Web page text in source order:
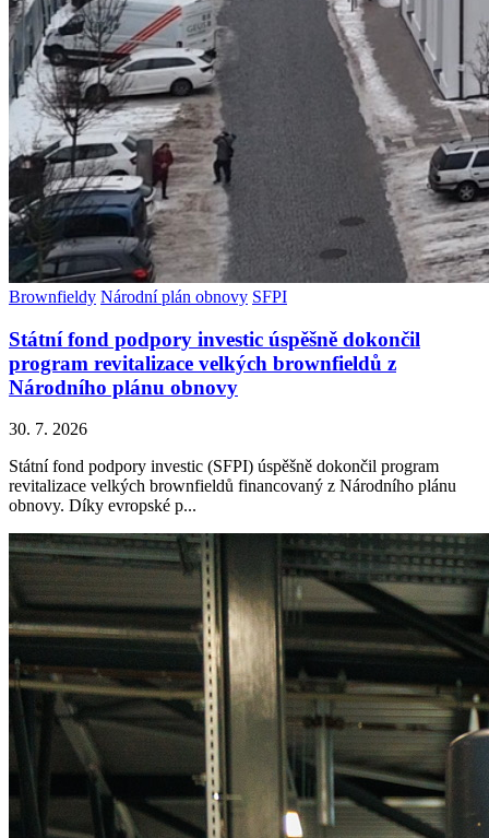
Brownfieldy Národní plán obnovy SFPI
Státní fond podpory investic úspěšně dokončil
program revitalizace velkých brownfieldů z
Národního plánu obnovy
30. 7. 2026
Státní fond podpory investic (SFPI) úspěšně dokončil program
revitalizace velkých brownfieldů financovaný z Národního plánu
obnovy. Díky evropské p...